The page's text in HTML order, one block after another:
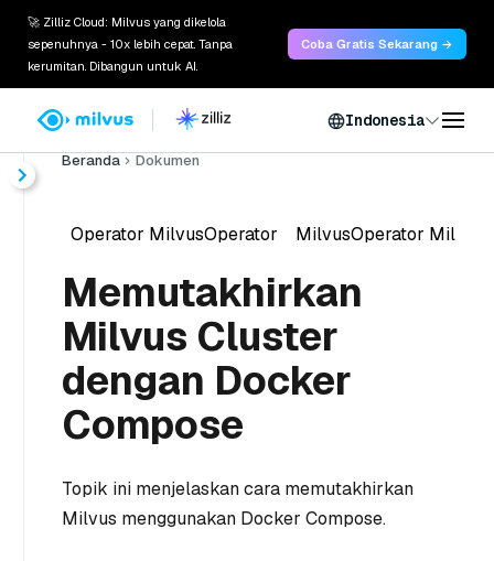
🚀 Zilliz Cloud: Milvus yang dikelola
sepenuhnya - 10x lebih cepat. Tanpa
kerumitan. Dibangun untuk AI.
Coba Gratis Sekarang →
Indonesia
Beranda Dokumen
Operator MilvusOperator MilvusOperator Mil
Memutakhirkan
Milvus Cluster
dengan Docker
Compose
Topik ini menjelaskan cara memutakhirkan
Milvus menggunakan Docker Compose.